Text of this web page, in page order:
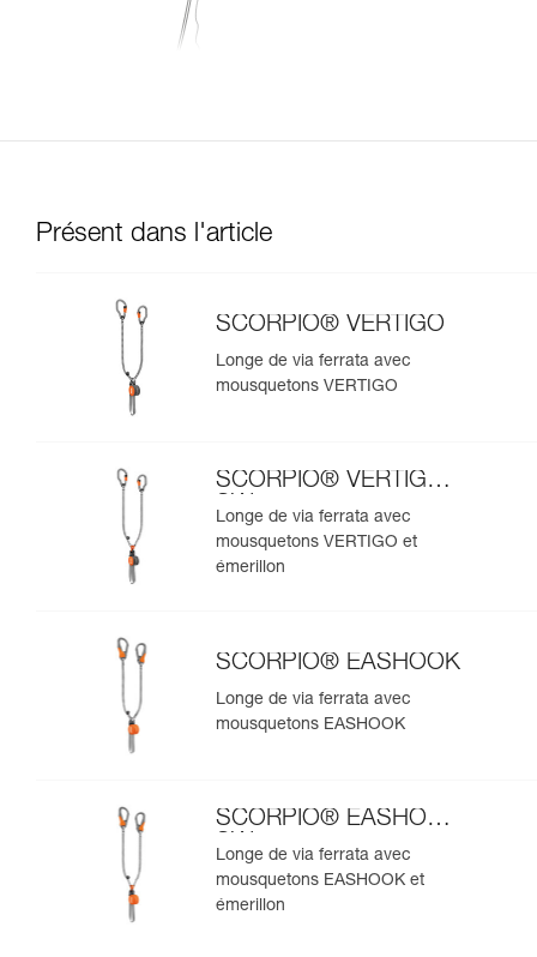
Présent dans l'article
SCORPIO® VERTIGO
Longe de via ferrata avec
mousquetons VERTIGO
SCORPIO® VERTIGO
SW
Longe de via ferrata avec
mousquetons VERTIGO et
émerillon
SCORPIO® EASHOOK
Longe de via ferrata avec
mousquetons EASHOOK
SCORPIO® EASHOOK
SW
Longe de via ferrata avec
mousquetons EASHOOK et
émerillon